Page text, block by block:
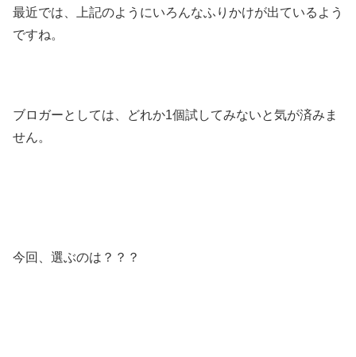
最近では、上記のようにいろんなふりかけが出ているよう
ですね。
ブロガーとしては、どれか1個試してみないと気が済みま
せん。
今回、選ぶのは？？？